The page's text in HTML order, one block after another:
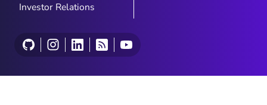
Investor Relations